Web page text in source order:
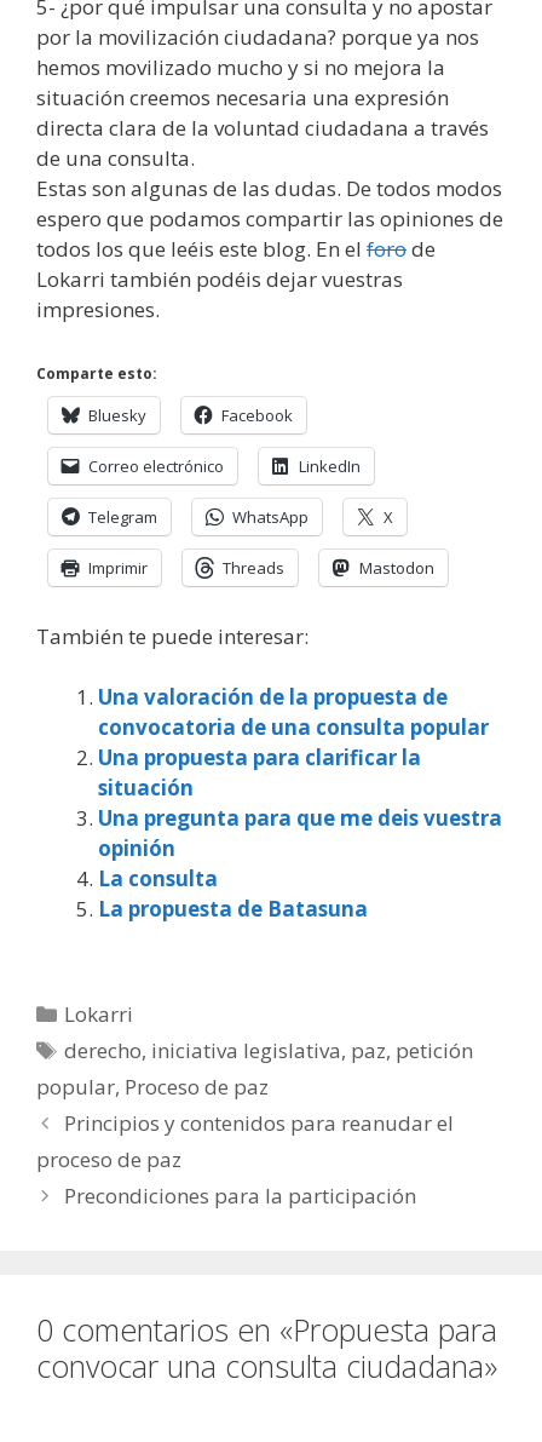
5- ¿por qué impulsar una consulta y no apostar
por la movilización ciudadana? porque ya nos
hemos movilizado mucho y si no mejora la
situación creemos necesaria una expresión
directa clara de la voluntad ciudadana a través
de una consulta.
Estas son algunas de las dudas. De todos modos
espero que podamos compartir las opiniones de
todos los que leéis este blog. En el forode
Lokarri también podéis dejar vuestras
impresiones.
Comparte esto:
Bluesky Facebook
Correo electrónico LinkedIn
Telegram WhatsApp X
Imprimir Threads Mastodon
También te puede interesar:
Una valoración de la propuesta de
convocatoria de una consulta popular
Una propuesta para clarificar la
situación
Una pregunta para que me deis vuestra
opinión
La consulta
La propuesta de Batasuna
Categorías
Lokarri
Etiquetas
derecho, iniciativa legislativa, paz, petición
popular, Proceso de paz
Principios y contenidos para reanudar el
proceso de paz
Precondiciones para la participación
0 comentarios en «Propuesta para
convocar una consulta ciudadana»